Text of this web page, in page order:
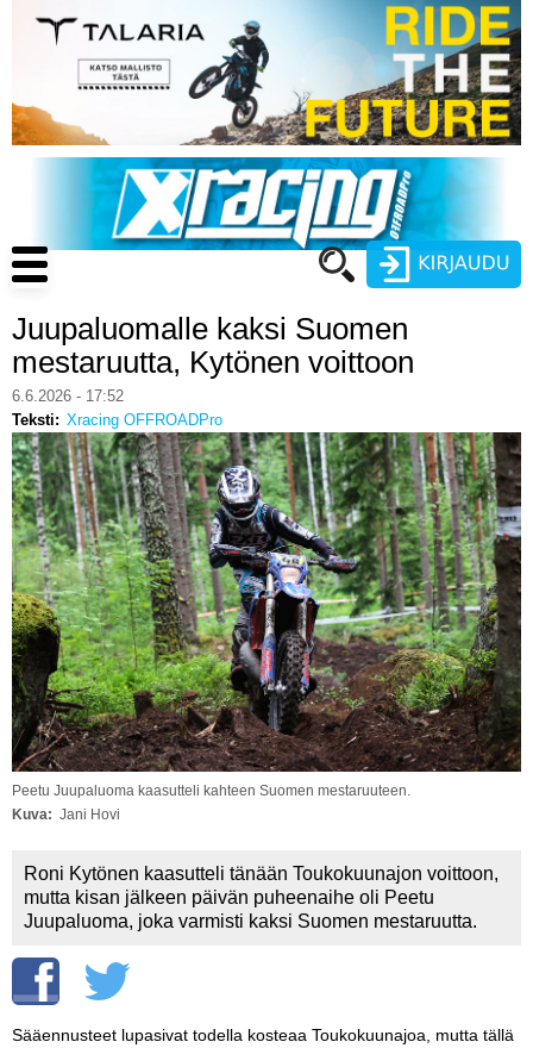
pääsisältöön
Käyttäjätunnus
Luo uusi käyttäjätili
Vaihda salasana
Main
navigation
MOTOCROSS
CROSS COUNTRY
MUUT LAJIT
YLEISTÄ ALALTA
LUE DIGILEHDET
ASIAKASPALVELU JA
OHJEET
Juupaluomalle kaksi Suomen
mestaruutta, Kytönen voittoon
6.6.2026 - 17:52
Teksti
Xracing OFFROADPro
Peetu Juupaluoma kaasutteli kahteen Suomen mestaruuteen.
Kuva
Jani Hovi
Roni Kytönen kaasutteli tänään Toukokuunajon voittoon,
mutta kisan jälkeen päivän puheenaihe oli Peetu
Juupaluoma, joka varmisti kaksi Suomen mestaruutta.
Sääennusteet lupasivat todella kosteaa Toukokuunajoa, mutta tällä